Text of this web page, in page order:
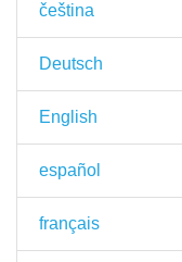
čeština
Deutsch
English
español
français